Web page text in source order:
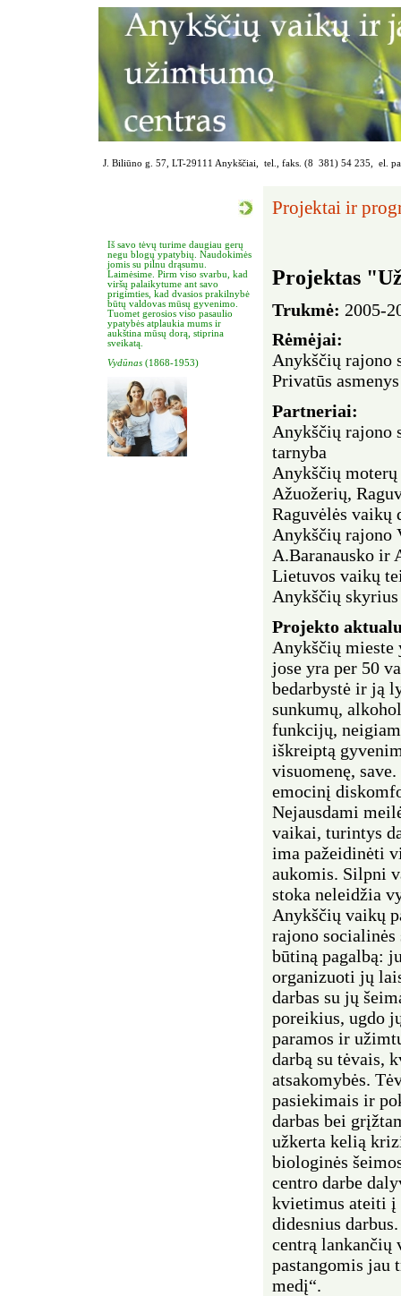
J. Biliūno g. 57, LT-29111 Anykščiai, tel., faks. (8 381) 54 235, el.
Projektai ir
Iš savo tėvų turime daugiau gerų
negu blogų ypatybių. Naudokimės
jomis su pilnu drąsumu.
Laimėsime. Pirm viso svarbu, kad
viršų palaikytume ant savo
prigimties, kad dvasios prakilnybė
būtų valdovas mūsų gyvenimo.
Tuomet gerosios viso pasaulio
ypatybės atplaukia mums ir
aukština mūsų dorą, stiprina
sveikatą.
Vydūnas (1868-1953)
Projektas
Trukmė: 2005-
Rėmėjai:
Anykščių rajono
Privatūs asmenys
Partneriai:
Anykščių rajono
tarnyba
Anykščių
Ažuožerių,
Raguvėlės vaikų
Anykščių rajono
A.Baranausko ir
Lietuvos vaikų
Anykščių skyrius
Projekto
Anykščių mieste
jose yra per 50
bedarbystė ir ją
sunkumų,
funkcijų,
iškreiptą
visuomenę,
emocinį
Nejausdami
vaikai, turintys
ima pažeidinėti
aukomis. Silpni
stoka neleidžia
Anykščių vaikų
rajono
būtiną pagalbą:
organizuoti jų
darbas su jų
poreikius, ugdo
paramos ir
darbą su tėvais,
atsakomybės.
pasiekimais ir
darbas bei
užkerta kelią
biologinės
centro darbe
kvietimus ateiti į
didesnius
centrą lankančių
pastangomis jau
medį“.